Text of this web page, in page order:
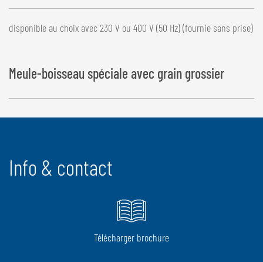
disponible au choix avec 230 V ou 400 V (50 Hz) (fournie sans prise)
Meule-boisseau spéciale avec grain grossier
Info & contact
Télécharger brochure